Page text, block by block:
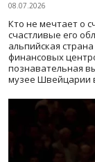
08.07.2026
Кто не мечтает о
счастливые его
альпийская
финансовых
познавательная
музее Швейцарии